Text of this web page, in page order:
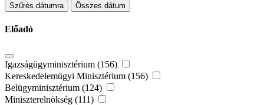
Szűrés dátumra Összes dátum
Előadó
Igazságügyminisztérium (156)
Kereskedelemügyi Minisztérium (156)
Belügyminisztérium (124)
Miniszterelnökség (111)